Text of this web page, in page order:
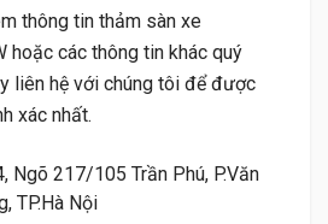
thông tin thảm sàn xe
hoặc các thông tin khác quý
liên hệ với chúng tôi để được
xác nhất.
Ngõ 217/105 Trần Phú, P.Văn
TP.Hà Nội